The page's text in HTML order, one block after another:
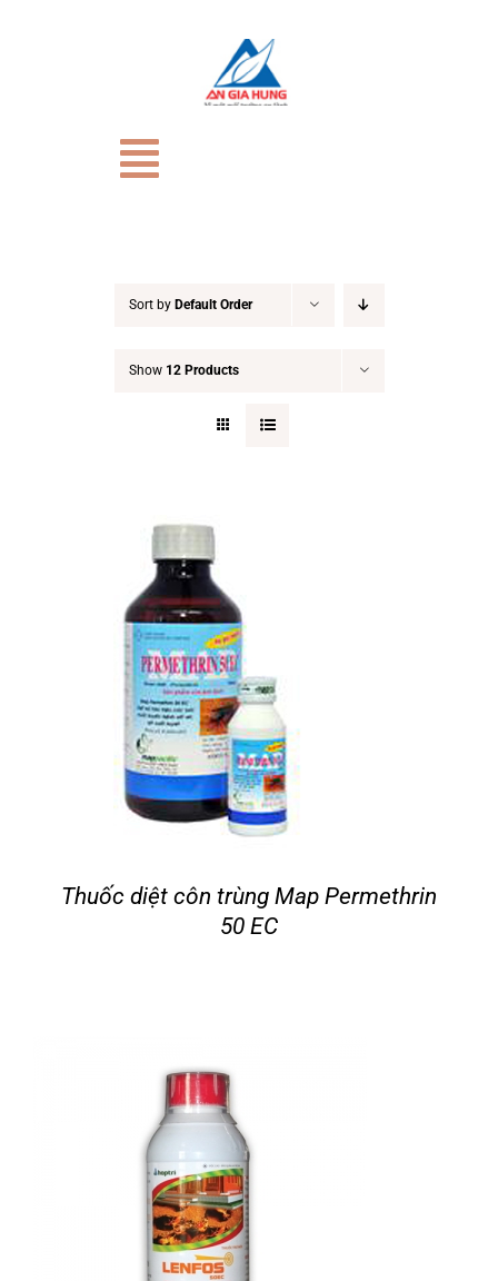
Toggle
Sort by Default Order
Show 12 Products
Thuốc diệt côn trùng Map Permethrin
50 EC